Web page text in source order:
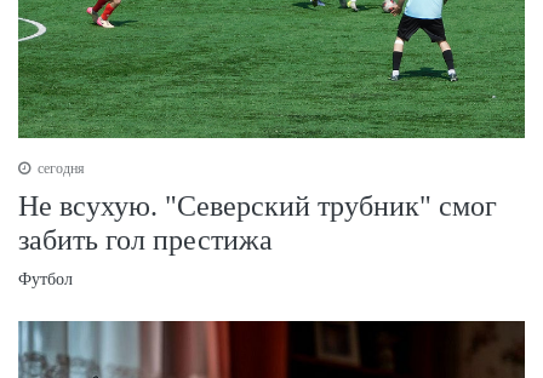
сегодня
Не всухую. "Северский трубник" смог
забить гол престижа
Футбол